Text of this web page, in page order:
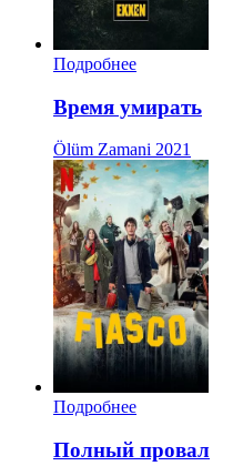
Подробнее
Время умирать
Ölüm Zamani 2021
Подробнее
Полный провал